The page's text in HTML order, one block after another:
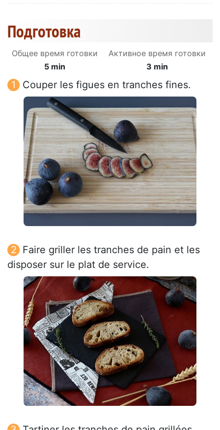
Подготовка
Общее время готовки
5 min
Активное время готовки
3 min
Couper les figues en tranches fines.
Faire griller les tranches de pain et les
disposer sur le plat de service.